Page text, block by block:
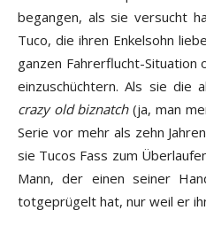
begangen, als sie versucht
Tuco, die ihren Enkelsohn
ganzen Fahrerflucht-
einzuschüchtern. Als sie die
crazy old biznatch(ja, man
Serie vor mehr als zehn
sie Tucos Fass zum
Mann, der einen seiner
totgeprügelt hat, nur weil er